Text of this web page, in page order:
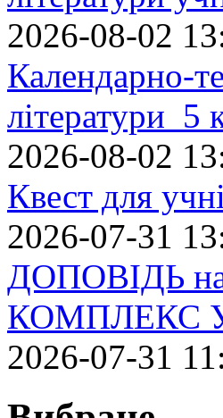
2026-08-02
Календарно-
літератури 5
2026-08-02
Квест для
2026-07-31
ДОПОВІДЬ
КОМПЛЕКС
2026-07-31